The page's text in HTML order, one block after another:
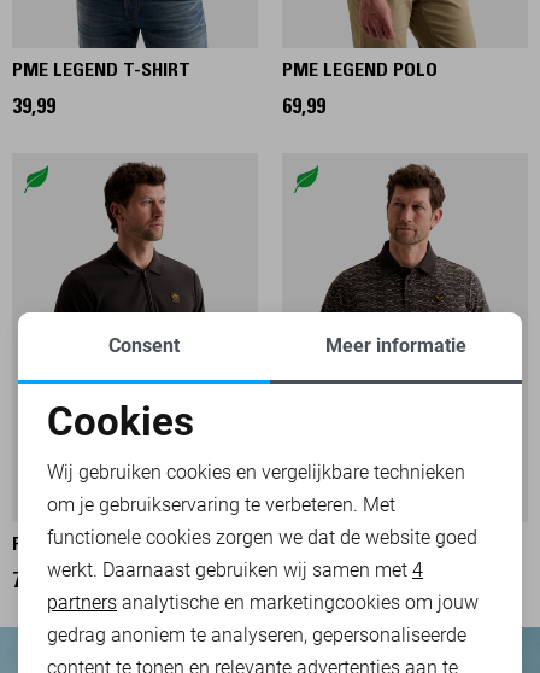
PME LEGEND T-SHIRT
39,99
PME LEGEND POLO
69,99
PME LEGEND POLO
79,99
PME LEGEND POLO
69,99
Noodzakelijke cookies
Personalisatie cookies
Analytische cookies
Marketing cookies
Consent Meer informatie
Cookies
Wij gebruiken cookies en vergelijkbare technieken
om je gebruikservaring te verbeteren. Met
functionele cookies zorgen we dat de website goed
werkt. Daarnaast gebruiken wij samen met 4
partners analytische en marketingcookies om jouw
gedrag anoniem te analyseren, gepersonaliseerde
content te tonen en relevante advertenties aan te